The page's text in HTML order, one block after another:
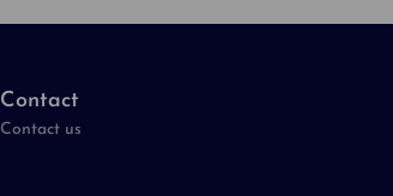
Contact
Contact us